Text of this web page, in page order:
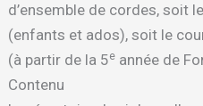
d’ensemble de cordes, soit
(enfants et ados), soit le
(à partir de la 5e année de
Contenu